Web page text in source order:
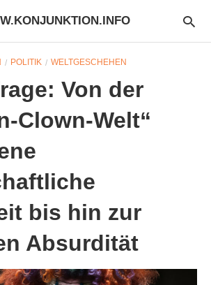
POLITIK WELTGESCHEHEN
Von der
Clown-Welt“
bis hin zur
Absurdität